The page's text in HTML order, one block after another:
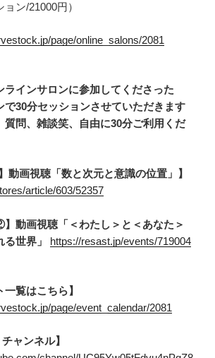
ョン/21000円）
page/online_salons/2081
ラインサロンに参加してくださった
で30分セッションさせていただきます
質問、雑談笑、自由に30分ご利用くだ
動画視聴「数と次元と意識の位置」】
article/603/52357
】動画視聴「＜わたし＞と＜あなた＞
る世界」 https://resast.jp/events/719004
一覧はこちら】
page/event_calendar/2081
ャンネル】